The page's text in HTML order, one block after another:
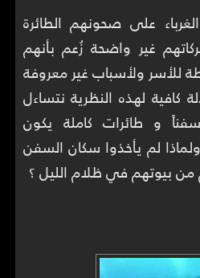
على صحونهم الطائرة
غير واضحة زُعم بأنهم
للأسر ولأسباب غير معروفة
كافية لهذه النظرية نتساءل
و طائرات كاملة يكون
لم يأخذوا سكان السفن
من بيوتهم في ظلام الليل ؟